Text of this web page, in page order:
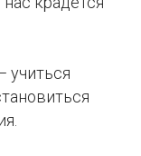
учиться